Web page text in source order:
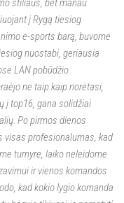
stiliaus, bet manau
į Rygą tiesiog
e-sports barą, buvome
nuostabi, geriausia
LAN pobūdžio
ne taip kaip norėtasi,
į top16, gana solidžiai
Po pirmos dienos
visas profesionalumas, kad
turnyre, laiko neleidome
ir vienos komandos
kad kokio lygio komanda